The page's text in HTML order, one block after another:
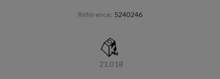
Référence: 5240246
21.018